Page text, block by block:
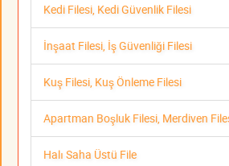
Kedi Filesi, Kedi Güvenlik Filesi
İnşaat Filesi, İş Güvenliği Filesi
Kuş Filesi, Kuş Önleme Filesi
Apartman Boşluk Filesi, Merdiven
Halı Saha Üstü File